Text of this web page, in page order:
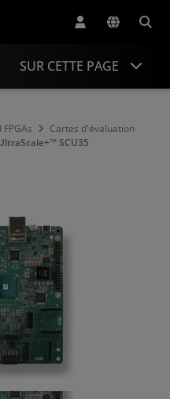
SUR CETTE PAGE
Informations produit
Produits similaires
Cartes d'évaluation
SCU35